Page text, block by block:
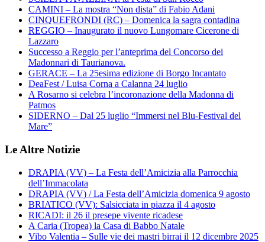
CAMINI – La mostra “Non dista” di Fabio Adani
CINQUEFRONDI (RC) – Domenica la sagra contadina
REGGIO – Inaugurato il nuovo Lungomare Cicerone di
Lazzaro
Successo a Reggio per l’anteprima del Concorso dei
Madonnari di Taurianova.
GERACE – La 25esima edizione di Borgo Incantato
DeaFest / Luisa Corna a Calanna 24 luglio
A Rosarno si celebra l’incoronazione della Madonna di
Patmos
SIDERNO – Dal 25 luglio “Immersi nel Blu-Festival del
Mare”
Le Altre Notizie
DRAPIA (VV) – La Festa dell’Amicizia alla Parrocchia
dell’Immacolata
DRAPIA (VV) / La Festa dell’Amicizia domenica 9 agosto
BRIATICO (VV): Salsicciata in piazza il 4 agosto
RICADI: il 26 il presepe vivente ricadese
A Caria (Tropea) la Casa di Babbo Natale
Vibo Valentia – Sulle vie dei mastri birrai il 12 dicembre 2025